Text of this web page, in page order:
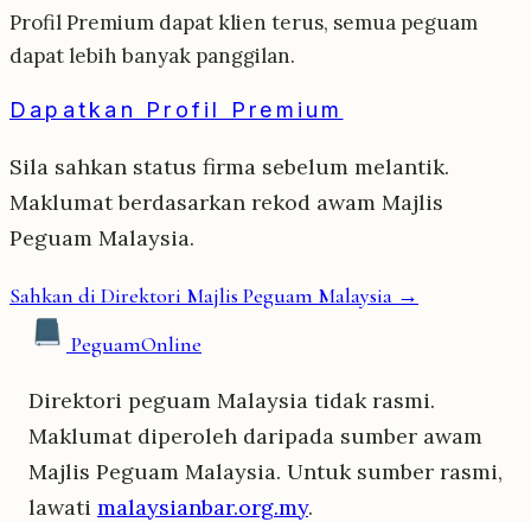
Profil Premium dapat klien terus, semua peguam
dapat lebih banyak panggilan.
Dapatkan Profil Premium
Sila sahkan status firma sebelum melantik.
Maklumat berdasarkan rekod awam Majlis
Peguam Malaysia.
Sahkan di Direktori Majlis Peguam Malaysia →
PeguamOnline
Direktori peguam Malaysia tidak rasmi.
Maklumat diperoleh daripada sumber awam
Majlis Peguam Malaysia. Untuk sumber rasmi,
lawati malaysianbar.org.my.